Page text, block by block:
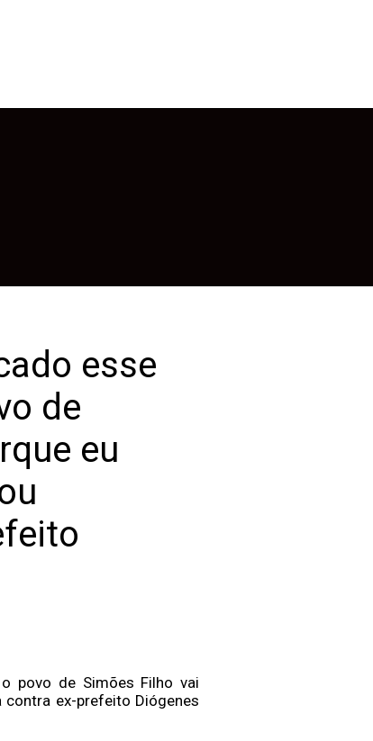
esse
de
eu
povo de Simões Filho vai
contra ex-prefeito Diógenes